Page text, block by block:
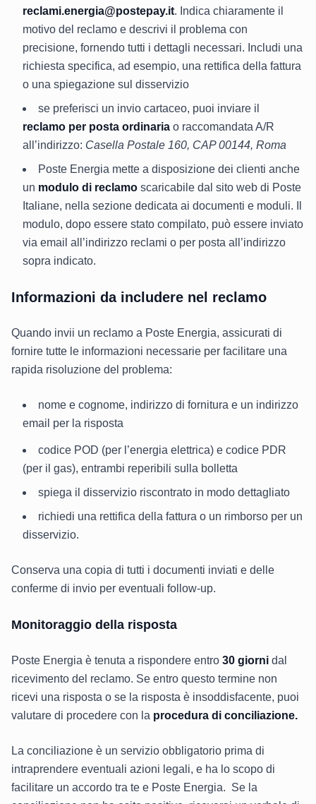
reclami.energia@postepay.it. Indica chiaramente il
motivo del reclamo e descrivi il problema con
precisione, fornendo tutti i dettagli necessari. Includi una
richiesta specifica, ad esempio, una rettifica della fattura
o una spiegazione sul disservizio
se preferisci un invio cartaceo, puoi inviare il
reclamo per posta ordinaria o raccomandata A/R
all’indirizzo: Casella Postale 160, CAP 00144, Roma
Poste Energia mette a disposizione dei clienti anche
un modulo di reclamo scaricabile dal sito web di Poste
Italiane, nella sezione dedicata ai documenti e moduli. Il
modulo, dopo essere stato compilato, può essere inviato
via email all’indirizzo reclami o per posta all’indirizzo
sopra indicato.
Informazioni da includere nel reclamo
Quando invii un reclamo a Poste Energia, assicurati di
fornire tutte le informazioni necessarie per facilitare una
rapida risoluzione del problema:
nome e cognome, indirizzo di fornitura e un indirizzo
email per la risposta
codice POD (per l’energia elettrica) e codice PDR
(per il gas), entrambi reperibili sulla bolletta
spiega il disservizio riscontrato in modo dettagliato
richiedi una rettifica della fattura o un rimborso per un
disservizio.
Conserva una copia di tutti i documenti inviati e delle
conferme di invio per eventuali follow-up.
Monitoraggio della risposta
Poste Energia è tenuta a rispondere entro 30 giorni dal
ricevimento del reclamo. Se entro questo termine non
ricevi una risposta o se la risposta è insoddisfacente, puoi
valutare di procedere con la procedura di conciliazione.
La conciliazione è un servizio obbligatorio prima di
intraprendere eventuali azioni legali, e ha lo scopo di
facilitare un accordo tra te e Poste Energia. Se la